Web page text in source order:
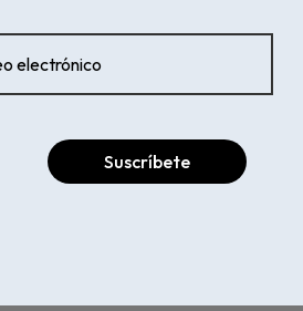
Suscríbete